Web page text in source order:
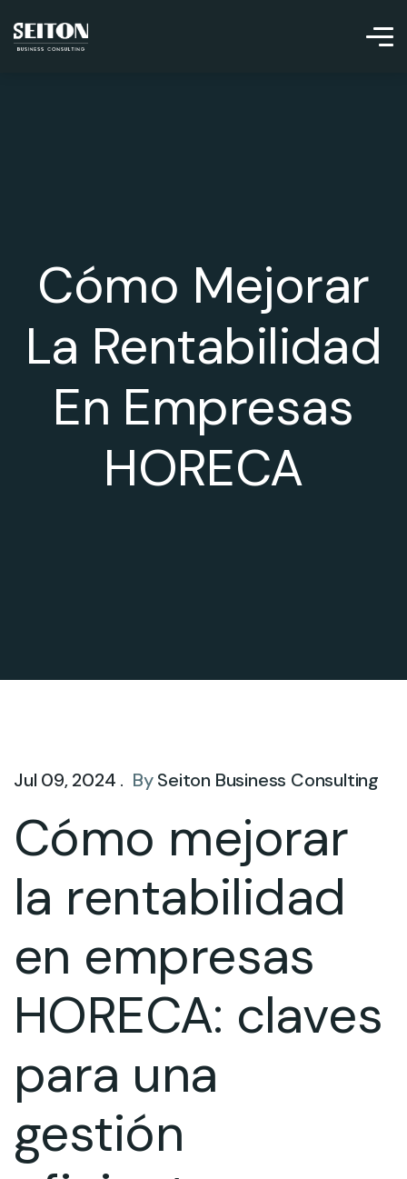
Cómo Mejorar
La Rentabilidad
En Empresas
HORECA
Jul 09, 2024 . BySeiton Business Consulting
Cómo mejorar
la rentabilidad
en empresas
HORECA: claves
para una
gestión